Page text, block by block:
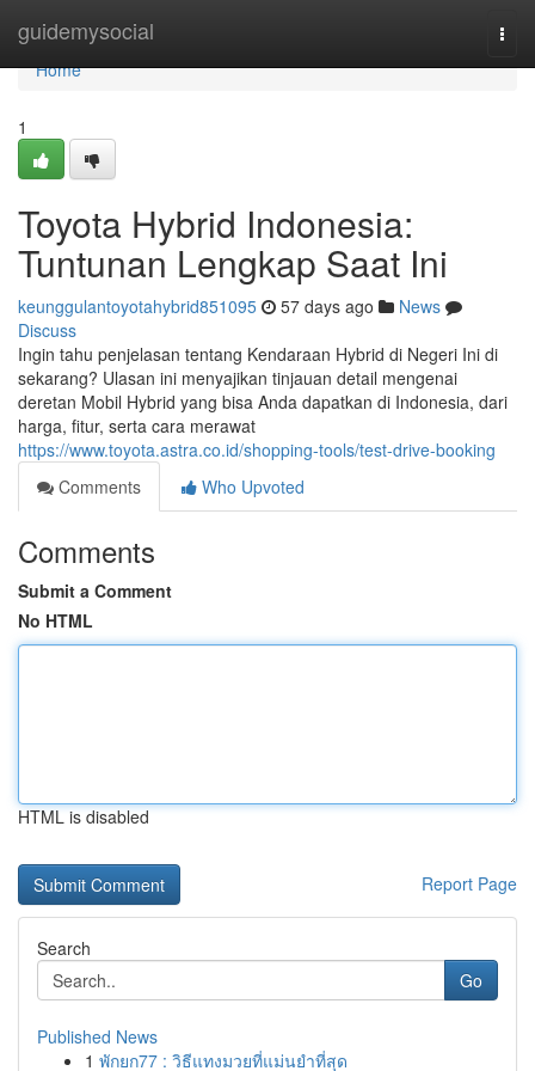
guidemysocial
Home
Home
1
Toyota Hybrid Indonesia:
Tuntunan Lengkap Saat Ini
keunggulantoyotahybrid851095 57 days ago
News
Discuss
Ingin tahu penjelasan tentang Kendaraan Hybrid di Negeri Ini di
sekarang? Ulasan ini menyajikan tinjauan detail mengenai
deretan Mobil Hybrid yang bisa Anda dapatkan di Indonesia, dari
harga, fitur, serta cara merawat
https://www.toyota.astra.co.id/shopping-tools/test-drive-booking
Comments
Who Upvoted
Comments
Submit a Comment
No HTML
HTML is disabled
Report Page
Search
Go
Published News
1 พักยก77 : วิธีแทงมวยที่แม่นยำที่สุด